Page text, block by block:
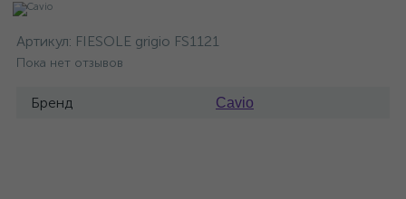
Артикул: FIESOLE grigio FS1121
Пока нет отзывов
Бренд Cavio